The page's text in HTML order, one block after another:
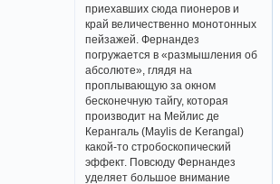
приехавших сюда пионеров и
край величественно монотонных
пейзажей. Фернандез
погружается в «размышления об
абсолюте», глядя на
проплывающую за окном
бесконечную тайгу, которая
производит на Мейлис де
Керангаль (Maylis de Kerangal)
какой-то стробоскопический
эффект. Повсюду Фернандез
уделяет большое внимание